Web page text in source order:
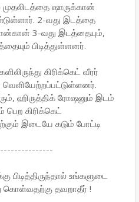
ஷாருக்கான்
2-வது இடத்தை
3-வது இடத்தையும்,
பிடித்துள்ளனர்.
கிரிக்கெட் வீரர்
ஹிருத்திக் ரோஷனும் இடம்
கிரிக்கெட்
இடையே கடும் போட்டி
பிடித்திருந்தால் உங்களுடை
கொள்வதற்கு தவறாதீர் !